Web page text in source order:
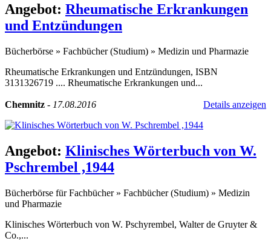
Angebot: Rheumatische Erkrankungen
und Entzündungen
Bücherbörse » Fachbücher (Studium) » Medizin und Pharmazie
Rheumatische Erkrankungen und Entzündungen, ISBN
3131326719 .... Rheumatische Erkrankungen und...
Chemnitz - 17.08.2016 Details anzeigen
Angebot: Klinisches Wörterbuch von W.
Pschrembel ,1944
Bücherbörse für Fachbücher » Fachbücher (Studium) » Medizin
und Pharmazie
Klinisches Wörterbuch von W. Pschyrembel, Walter de Gruyter &
Co.,...